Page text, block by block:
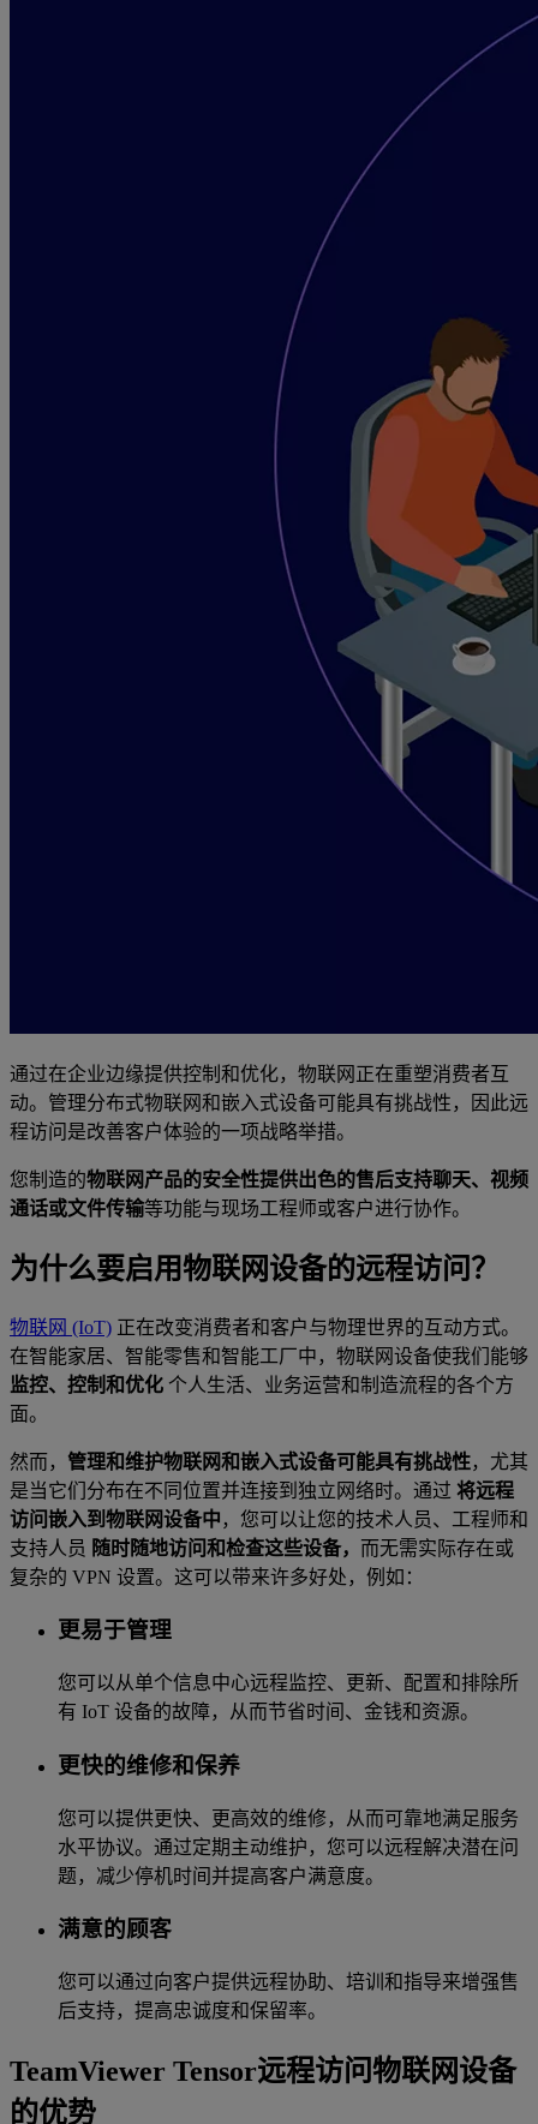
通过在企业边缘提供控制和优化，物联网正在重塑消费者互
动。管理分布式物联网和嵌入式设备可能具有挑战性，因此远
程访问是改善客户体验的一项战略举措。
您制造的物联网产品的安全性提供出色的售后支持聊天、视频
通话或文件传输等功能与现场工程师或客户进行协作。
为什么要启用物联网设备的远程访问？
物联网 (IoT) 正在改变消费者和客户与物理世界的互动方式。
在智能家居、智能零售和智能工厂中，物联网设备使我们能够
监控、控制和优化 个人生活、业务运营和制造流程的各个方
面。
然而， 管理和维护物联网和嵌入式设备可能具有挑战性，尤其
是当它们分布在不同位置并连接到独立网络时。通过 将远程
访问嵌入到物联网设备中 ，您可以让您的技术人员、工程师和
支持人员 随时随地访问和检查这些设备， 而无需实际存在或
复杂的 VPN 设置。这可以带来许多好处，例如：
更易于管理
您可以从单个信息中心远程监控、更新、配置和排除所
有 IoT 设备的故障，从而节省时间、金钱和资源。
更快的维修和保养
您可以提供更快、更高效的维修，从而可靠地满足服务
水平协议。通过定期主动维护，您可以远程解决潜在问
题，减少停机时间并提高客户满意度。
满意的顾客
您可以通过向客户提供远程协助、培训和指导来增强售
后支持，提高忠诚度和保留率。
TeamViewer Tensor远程访问物联网设备
的优势